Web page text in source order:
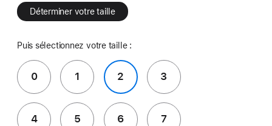
Déterminer votre taille
Puis sélectionnez votre taille :
0 1 2 3
4 5 6 7